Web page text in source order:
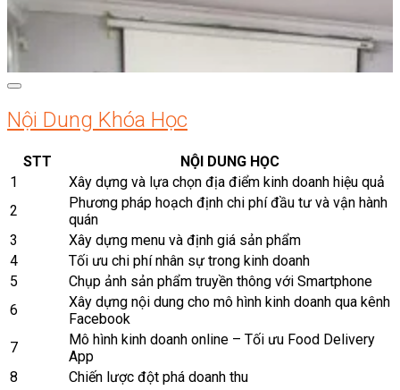
Nội Dung Khóa Học
STT
NỘI DUNG HỌC
1
Xây dựng và lựa chọn địa điểm kinh doanh hiệu quả
2
Phương pháp hoạch định chi phí đầu tư và vận hành
quán
3
Xây dựng menu và định giá sản phẩm
4
Tối ưu chi phí nhân sự trong kinh doanh
5
Chụp ảnh sản phẩm truyền thông với Smartphone
6
Xây dựng nội dung cho mô hình kinh doanh qua kênh
Facebook
7
Mô hình kinh doanh online – Tối ưu Food Delivery
App
8
Chiến lược đột phá doanh thu